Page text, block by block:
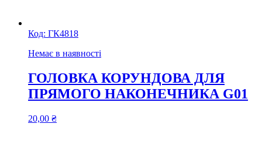
Код: ГК4818
Немає в наявності
ГОЛОВКА КОРУНДОВА ДЛЯ
ПРЯМОГО НАКОНЕЧНИКА G01
20,00 ₴